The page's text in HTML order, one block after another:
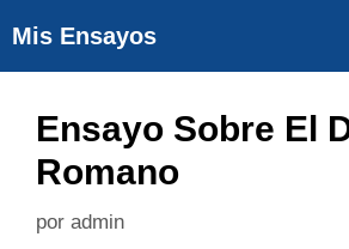
al
contenido
Mis Ensayos
Ensayo Sobre El
Romano
por admin